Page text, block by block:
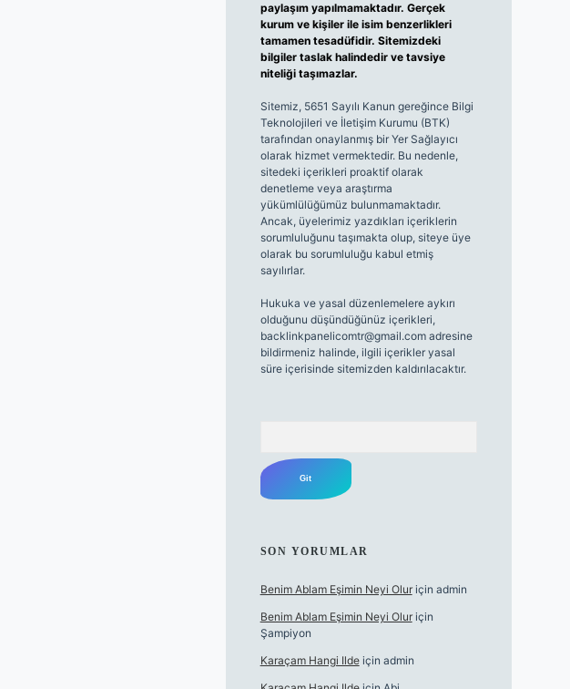
paylaşım yapılmamaktadır. Gerçek
kurum ve kişiler ile isim benzerlikleri
tamamen tesadüfidir. Sitemizdeki
bilgiler taslak halindedir ve tavsiye
niteliği taşımazlar.
Sitemiz, 5651 Sayılı Kanun gereğince Bilgi
Teknolojileri ve İletişim Kurumu (BTK)
tarafından onaylanmış bir Yer Sağlayıcı
olarak hizmet vermektedir. Bu nedenle,
sitedeki içerikleri proaktif olarak
denetleme veya araştırma
yükümlülüğümüz bulunmamaktadır.
Ancak, üyelerimiz yazdıkları içeriklerin
sorumluluğunu taşımakta olup, siteye üye
olarak bu sorumluluğu kabul etmiş
sayılırlar.
Hukuka ve yasal düzenlemelere aykırı
olduğunu düşündüğünüz içerikleri,
backlinkpanelicomtr@gmail.comadresine
bildirmeniz halinde, ilgili içerikler yasal
süre içerisinde sitemizden kaldırılacaktır.
SON YORUMLAR
Benim Ablam Eşimin Neyi Oluriçin admin
Benim Ablam Eşimin Neyi Oluriçin
Şampiyon
Karaçam Hangi Ildeiçin admin